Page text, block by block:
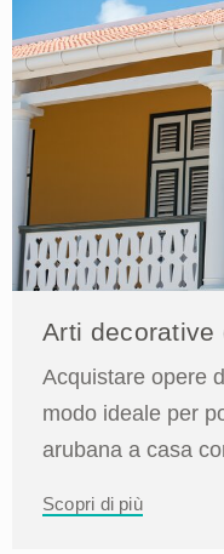
Arti decorative
Acquistare opere
modo ideale per
arubana a casa
Scopri di più